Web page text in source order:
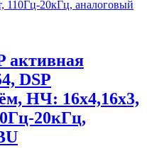
активная
DSP
НЧ: 16x4,16х3,
20кГц,